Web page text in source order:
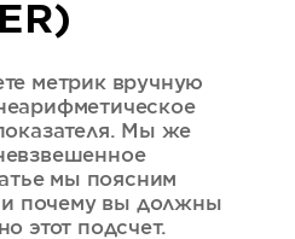
метрик вручную
Мы же
мы поясним
и почему вы должны
этот подсчет.